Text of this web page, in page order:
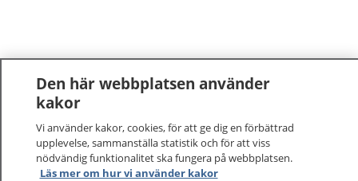
Den här webbplatsen använder
kakor
Vi använder kakor, cookies, för att ge dig en förbättrad
upplevelse, sammanställa statistik och för att viss
nödvändig funktionalitet ska fungera på webbplatsen.
Läs mer om hur vi använder kakor